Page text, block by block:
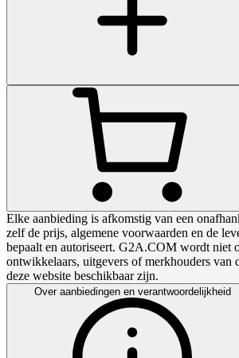
Elke aanbieding is afkomstig van een
zelf de prijs, algemene voorwaarden en de
bepaalt en autoriseert. G2A.COM wordt niet
ontwikkelaars, uitgevers of merkhouders van
deze website beschikbaar zijn.
Over aanbiedingen en verantwoordelijkheid